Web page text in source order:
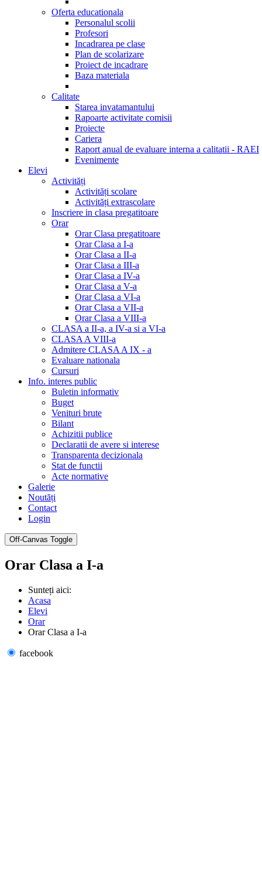
Oferta educationala
Personalul scolii
Profesori
Incadrarea pe clase
Plan de scolarizare
Proiect de incadrare
Baza materiala
Calitate
Starea invatamantului
Rapoarte activitate comisii
Proiecte
Cariera
Raport anual de evaluare interna a calitatii - RAEI
Evenimente
Elevi
Activități
Activități scolare
Activități extrascolare
Inscriere in clasa pregatitoare
Orar
Orar Clasa pregatitoare
Orar Clasa a I-a
Orar Clasa a II-a
Orar Clasa a III-a
Orar Clasa a IV-a
Orar Clasa a V-a
Orar Clasa a VI-a
Orar Clasa a VII-a
Orar Clasa a VIII-a
CLASA a II-a, a IV-a si a VI-a
CLASA A VIII-a
Admitere CLASA A IX - a
Evaluare nationala
Cursuri
Info. interes public
Buletin informativ
Buget
Venituri brute
Bilant
Achizitii publice
Declaratii de avere si interese
Transparenta decizionala
Stat de functii
Acte normative
Galerie
Noutăți
Contact
Login
Off-Canvas Toggle
Orar Clasa a I-a
Sunteți aici:
Acasa
Elevi
Orar
Orar Clasa a I-a
facebook